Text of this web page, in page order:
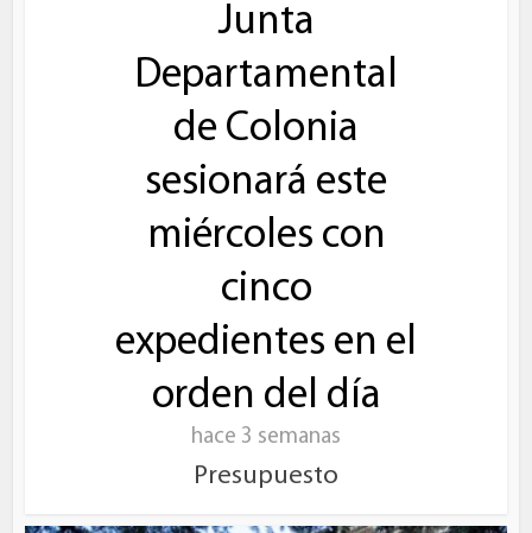
Junta
Departamental
de Colonia
sesionará este
miércoles con
cinco
expedientes en el
orden del día
hace 3 semanas
Presupuesto